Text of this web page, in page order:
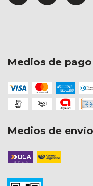
Medios de pago
Medios de envío